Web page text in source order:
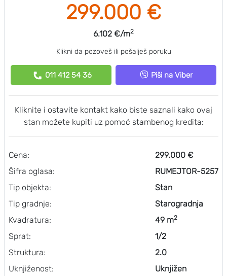
299.000 €
6.102 €/m2
Klikni da pozoveš ili pošalješ poruku
011 412 54 36 Piši na Viber
Kliknite i ostavite kontakt kako biste saznali kako ovaj
stan možete kupiti uz pomoć stambenog kredita:
Cena:
Šifra oglasa:
Tip objekta:
Tip gradnje:
Kvadratura:
Sprat:
Struktura:
Uknjiženost:
299.000 €
RUMEJTOR-5257
Stan
Starogradnja
49 m2
1/2
2.0
Uknjižen